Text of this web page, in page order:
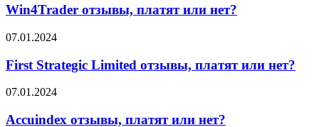
платят
нет?
Win4Trader отзывы, платят или нет?
First
Limited
отзывы,
платят
нет?
07.01.2024
First Strategic Limited отзывы, платят или нет?
Accuindex
платят
07.01.2024
Accuindex отзывы, платят или нет?